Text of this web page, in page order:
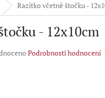
Razítko včetně štočku -
- 12x10cm
Podrobnosti hodnocení